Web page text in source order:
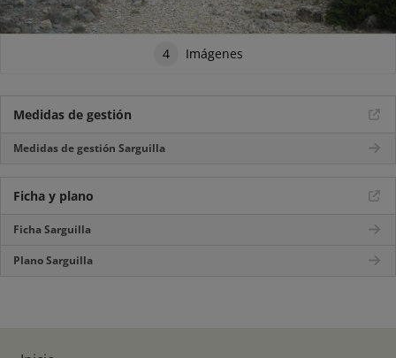
4 Imágenes
Medidas de gestión
Medidas de gestión Sarguilla
Ficha y plano
Ficha Sarguilla
Plano Sarguilla